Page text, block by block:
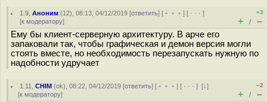
1.9 ,Аноним (12), 08:13, 04/12/2019 [ответить] [ ﹢﹢﹢] [ · · ·]
[к модератору]
+3
+ / –
Ему бы клиент-серверную архитектуру. В арче его
запаковали так, чтобы графическая и демон версия могли
стоять вместе, но необходимость перезапускать нужную по
надобности удручает
1.11 ,CHIM (ok), 08:22, 04/12/2019 [ответить] [ ﹢﹢﹢] [ · · ·][↓]
[к модератору]
–2
+ / –